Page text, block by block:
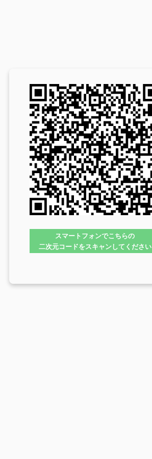
スマートフォンでこちらの
二次元コードをスキャンしてください